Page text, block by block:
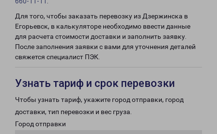
Для того, чтобы заказать перевозку из Дзержинска в
Егорьевск, в калькуляторе необходимо ввести данные
для расчета стоимости доставки и заполнить заявку.
После заполнения заявки с вами для уточнения деталей
свяжется специалист ПЭК.
Узнать тариф и срок перевозки
Чтобы узнать тариф, укажите город отправки, город
доставки, тип перевозки и вес груза.
Город отправки